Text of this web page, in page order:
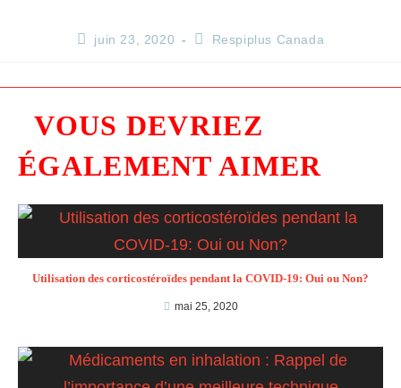
juin 23, 2020 Respiplus Canada
VOUS DEVRIEZ
ÉGALEMENT AIMER
Utilisation des corticostéroïdes pendant la COVID-19: Oui ou Non?
mai 25, 2020